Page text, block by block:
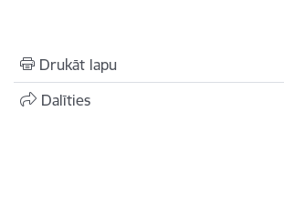
Drukāt lapu
Dalīties